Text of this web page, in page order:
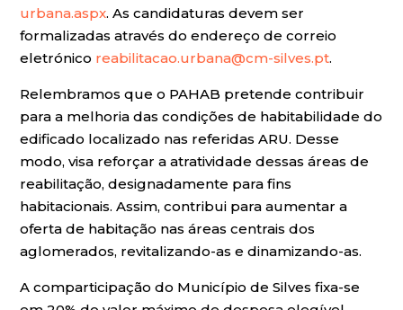
urbana.aspx. As candidaturas devem ser
formalizadas através do endereço de correio
eletrónico reabilitacao.urbana@cm-silves.pt.
Relembramos que o PAHAB pretende contribuir
para a melhoria das condições de habitabilidade do
edificado localizado nas referidas ARU. Desse
modo, visa reforçar a atratividade dessas áreas de
reabilitação, designadamente para fins
habitacionais. Assim, contribui para aumentar a
oferta de habitação nas áreas centrais dos
aglomerados, revitalizando-as e dinamizando-as.
A comparticipação do Município de Silves fixa-se